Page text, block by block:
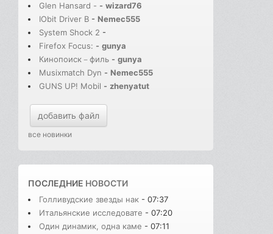
Glen Hansard - - wizard76
IObit Driver B - Nemec555
System Shock 2 -
Firefox Focus: - gunya
Кинопоиск－филь - gunya
Musixmatch Dyn - Nemec555
GUNS UP! Mobil - zhenyatut
добавить файл
все новинки
ПОСЛЕДНИЕ НОВОСТИ
Голливудские звезды нак - 07:37
Итальянские исследовате - 07:20
Один динамик, одна каме - 07:11